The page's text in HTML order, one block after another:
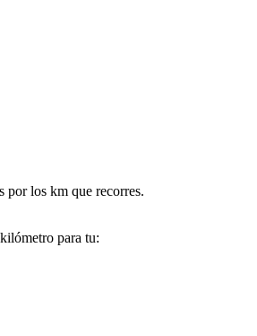
por los km que recorres.
para tu: